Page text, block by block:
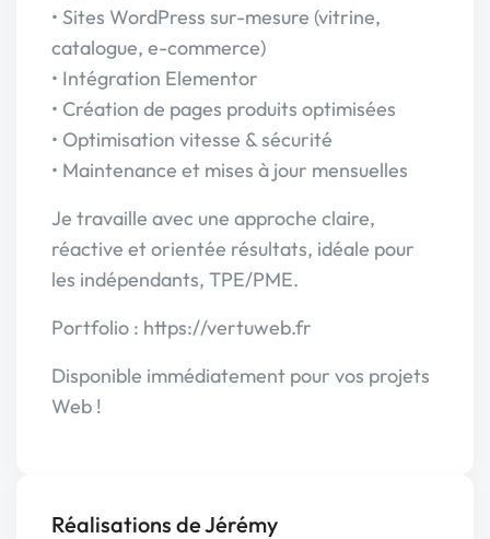
• Sites WordPress sur-mesure (vitrine,
catalogue, e-commerce)
• Intégration Elementor
• Création de pages produits optimisées
• Optimisation vitesse & sécurité
• Maintenance et mises à jour mensuelles
Je travaille avec une approche claire,
réactive et orientée résultats, idéale pour
les indépendants, TPE/PME.
Portfolio : https://vertuweb.fr
Disponible immédiatement pour vos projets
Web !
Réalisations de Jérémy